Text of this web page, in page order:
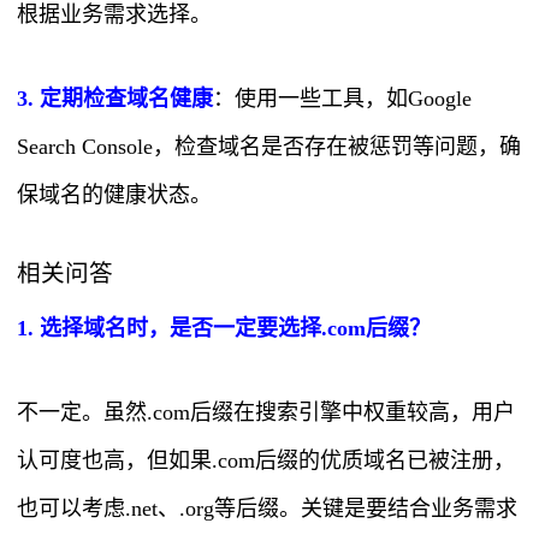
根据业务需求选择。
3. 定期检查域名健康：使用一些工具，如Google
Search Console，检查域名是否存在被惩罚等问题，确
保域名的健康状态。
相关问答
1. 选择域名时，是否一定要选择.com后缀？
不一定。虽然.com后缀在搜索引擎中权重较高，用户
认可度也高，但如果.com后缀的优质域名已被注册，
也可以考虑.net、.org等后缀。关键是要结合业务需求